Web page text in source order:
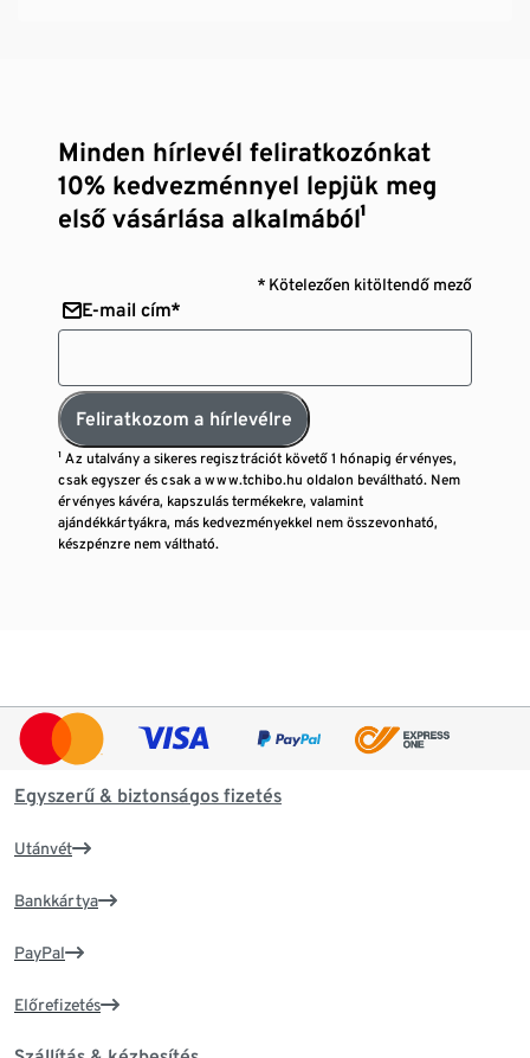
Minden hírlevél feliratkozónkat
10% kedvezménnyel lepjük meg
első vásárlása alkalmából¹
* Kötelezően kitöltendő mező
E-mail cím*
Feliratkozom a hírlevélre
¹ Az utalvány a sikeres regisztrációt követő 1 hónapig érvényes,
csak egyszer és csak a www.tchibo.hu oldalon beváltható. Nem
érvényes kávéra, kapszulás termékekre, valamint
ajándékkártyákra, más kedvezményekkel nem összevonható,
készpénzre nem váltható.
Egyszerű & biztonságos fizetés
Utánvét
Bankkártya
PayPal
Előrefizetés